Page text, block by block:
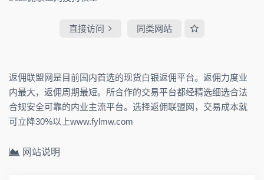
直接访问 同类网站
返佣联盟网是目前国内首选的现货白银返佣平台。返佣力度业
内最大，返佣周期最短。所合作的交易平台都经精选细选合法
合规安全可靠的内业主流平台。选择返佣联盟网，交易成本就
可立降30%以上www.fylmw.com
网站说明